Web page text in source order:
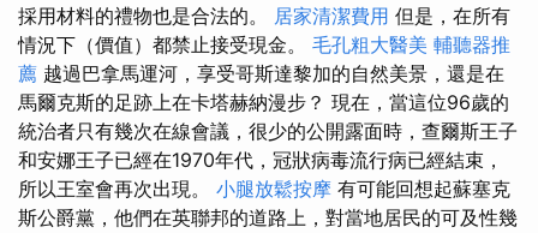
採用材料的禮物也是合法的。 居家清潔費用 但是，在所有
情況下（價值）都禁止接受現金。 毛孔粗大醫美 輔聽器推
薦 越過巴拿馬運河，享受哥斯達黎加的自然美景，還是在
馬爾克斯的足跡上在卡塔赫納漫步？ 現在，當這位96歲的
統治者只有幾次在線會議，很少的公開露面時，查爾斯王子
和安娜王子已經在1970年代，冠狀病毒流行病已經結束，
所以王室會再次出現。 小腿放鬆按摩 有可能回想起蘇塞克
斯公爵黨，他們在英聯邦的道路上，對當地居民的可及性幾